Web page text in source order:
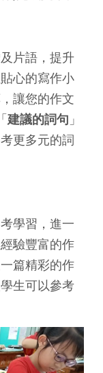
片語，提升
心的寫作小
讓您的作文
建議的詞句 」
更多元的詞
學習，進一
驗豐富的作
篇精彩的作
生可以參考